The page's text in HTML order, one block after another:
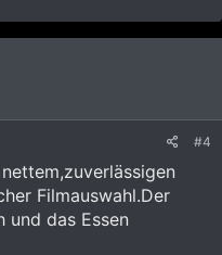
#4
Filmauswahl.Der
das Essen